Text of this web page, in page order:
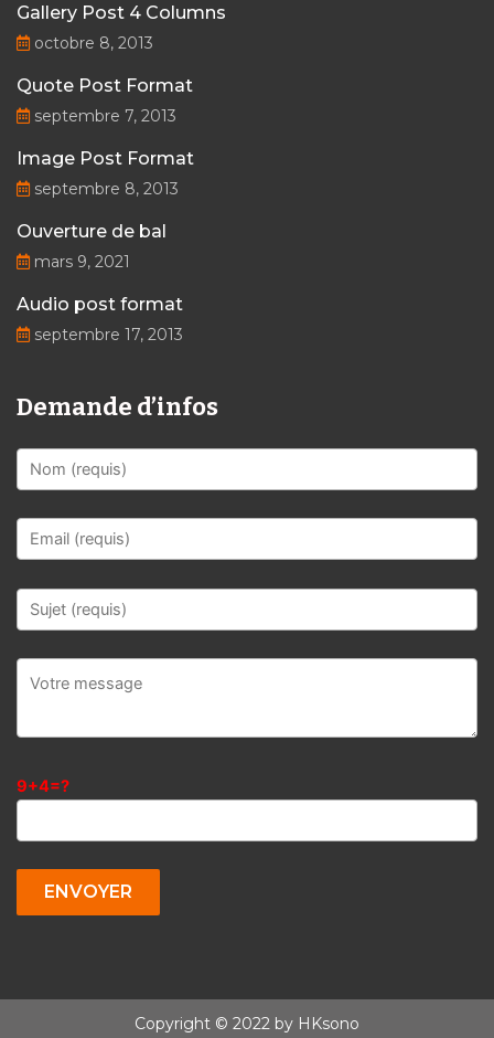
Gallery Post 4 Columns
octobre 8, 2013
Quote Post Format
septembre 7, 2013
Image Post Format
septembre 8, 2013
Ouverture de bal
mars 9, 2021
Audio post format
septembre 17, 2013
Demande d’infos
9+4=?
Copyright © 2022 by HKsono